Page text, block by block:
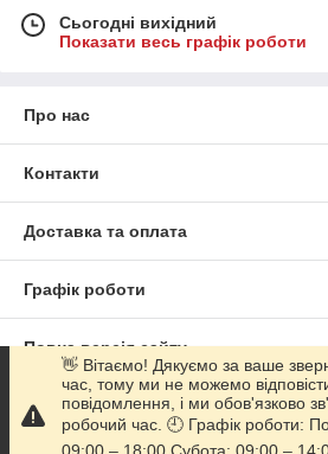
Сьогодні вихідний
Показати весь графік роботи
Про нас
Контакти
Доставка та оплата
Графік роботи
Повна версія сайту
Сайт створено на маркетплейсі
👋 Вітаємо! Дякуємо за ваше
час, тому ми не можемо
повідомлення, і ми обов'язково
робочий час. 🕘 Графік роботи: